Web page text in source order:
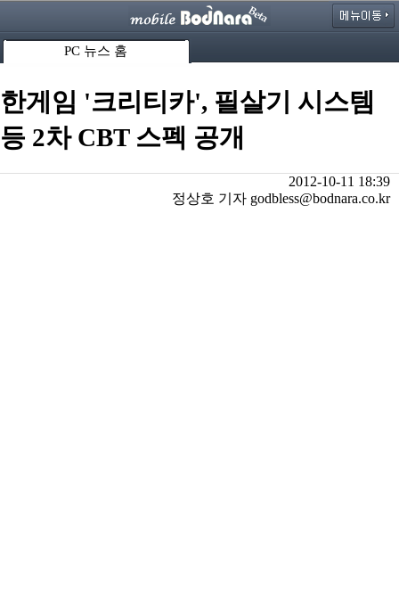
PC 뉴스 홈
한게임 '크리티카', 필살기 시스템
등 2차 CBT 스펙 공개
2012-10-11 18:39
정상호 기자 godbless@bodnara.co.kr